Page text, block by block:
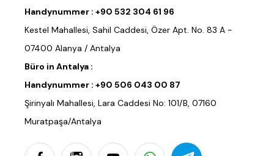
Handynummer : +90 532 304 61 96
Kestel Mahallesi, Sahil Caddesi, Özer Apt. No. 83 A -
07400 Alanya / Antalya
Büro in Antalya :
Handynummer : +90 506 043 00 87
Şirinyalı Mahallesi, Lara Caddesi No: 101/B, 07160
Muratpaşa/Antalya